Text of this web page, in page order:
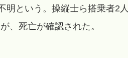
明という。操縦士ら搭乗者2人
、死亡が確認された。